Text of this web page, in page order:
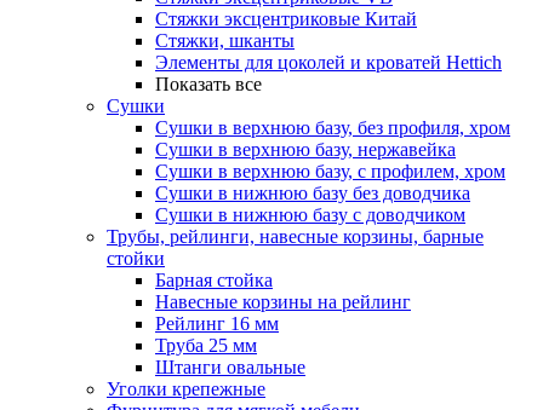
Стяжки эксцентриковые Китай
Стяжки, шканты
Элементы для цоколей и кроватей Hettich
Показать все
Сушки
Сушки в верхнюю базу, без профиля, хром
Сушки в верхнюю базу, нержавейка
Сушки в верхнюю базу, с профилем, хром
Сушки в нижнюю базу без доводчика
Сушки в нижнюю базу с доводчиком
Трубы, рейлинги, навесные корзины, барные
стойки
Барная стойка
Навесные корзины на рейлинг
Рейлинг 16 мм
Труба 25 мм
Штанги овальные
Уголки крепежные